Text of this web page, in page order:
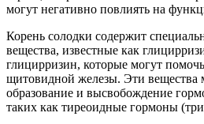
могут негативно повлиять на
Корень солодки содержит
вещества, известные как
глицирризин, которые могут
щитовидной железы. Эти вещества
образование и высвобождение
таких как тиреоидные гормоны